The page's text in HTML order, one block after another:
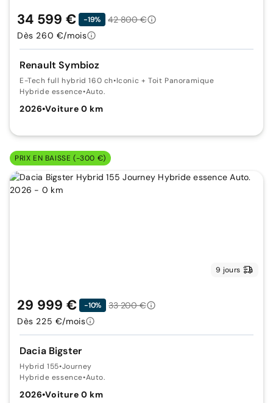
Renault Symbioz
E-Tech full hybrid 160 ch•Iconic + Toit Panoramique
Hybride essence•Auto.
2026•Voiture 0 km
34 599 € -19%
42 800 €
Dès 260 €/mois
PRIX EN BAISSE (-300 €)
9 jours
Dacia Bigster
Hybrid 155•Journey
Hybride essence•Auto.
2026•Voiture 0 km
29 999 € -10%
33 200 €
Dès 225 €/mois